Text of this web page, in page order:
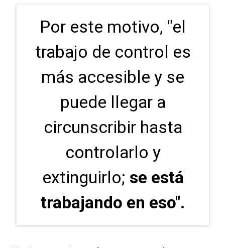
Por este motivo, "el
trabajo de control es
más accesible y se
puede llegar a
circunscribir hasta
controlarlo y
extinguirlo; se está
trabajando en eso".